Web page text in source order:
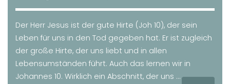
Der Herr Jesus ist der gute Hirte (Joh 10), der sein
Leben für uns in den Tod gegeben hat. Er ist zugleich
der große Hirte, der uns liebt und in allen
Lebensumständen führt. Auch das lernen wir in
Johannes 10. Wirklich ein Abschnitt, der uns ...